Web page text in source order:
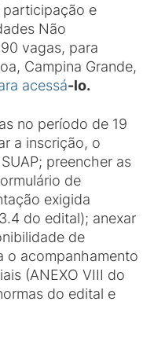
e
Não
vagas, para
Campina Grande,
acessá-lo.
no período de 19
a inscrição, o
preencher as
de
exigida
do edital); anexar
de
o acompanhamento
(ANEXO VIII do
do edital e